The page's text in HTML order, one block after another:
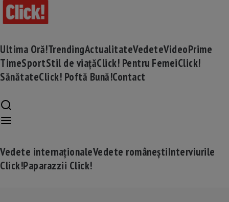
Ultima Oră!TrendingActualitateVedeteVideoPrime
TimeSportStil de viațăClick! Pentru FemeiClick!
SănătateClick! Poftă Bună!Contact
Vedete internaționaleVedete româneștiInterviurile
Click!Paparazzii Click!